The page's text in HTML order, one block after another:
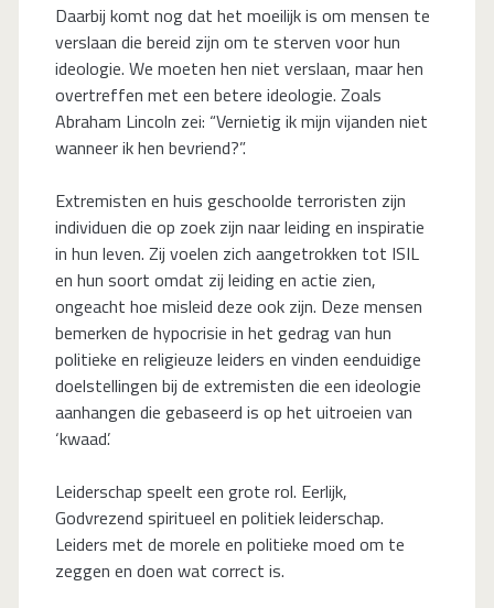
Daarbij komt nog dat het moeilijk is om mensen te
verslaan die bereid zijn om te sterven voor hun
ideologie. We moeten hen niet verslaan, maar hen
overtreffen met een betere ideologie. Zoals
Abraham Lincoln zei: “Vernietig ik mijn vijanden niet
wanneer ik hen bevriend?”.
Extremisten en huis geschoolde terroristen zijn
individuen die op zoek zijn naar leiding en inspiratie
in hun leven. Zij voelen zich aangetrokken tot ISIL
en hun soort omdat zij leiding en actie zien,
ongeacht hoe misleid deze ook zijn. Deze mensen
bemerken de hypocrisie in het gedrag van hun
politieke en religieuze leiders en vinden eenduidige
doelstellingen bij de extremisten die een ideologie
aanhangen die gebaseerd is op het uitroeien van
‘kwaad’.
Leiderschap speelt een grote rol. Eerlijk,
Godvrezend spiritueel en politiek leiderschap.
Leiders met de morele en politieke moed om te
zeggen en doen wat correct is.